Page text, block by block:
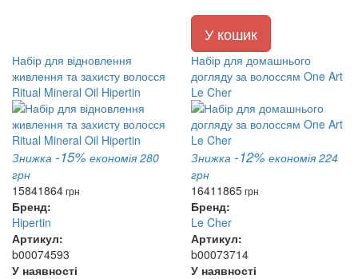
У кошик
Набір для відновлення
живлення та захисту волосся
Ritual Mineral Oil Hipertin
Знижка -15% економія 280
грн
15841864грн
Бренд:
Hipertin
Артикул:
b00074593
У наявності
Набір для домашнього
догляду за волоссям One Art
Le Cher
Знижка -12% економія 224
грн
1641 1865грн
Бренд:
Le Cher
Артикул:
b00073714
У наявності